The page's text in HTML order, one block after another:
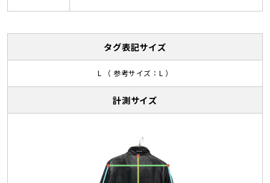
タグ表記サイズ
L （ 参考サイズ：L ）
計測サイズ